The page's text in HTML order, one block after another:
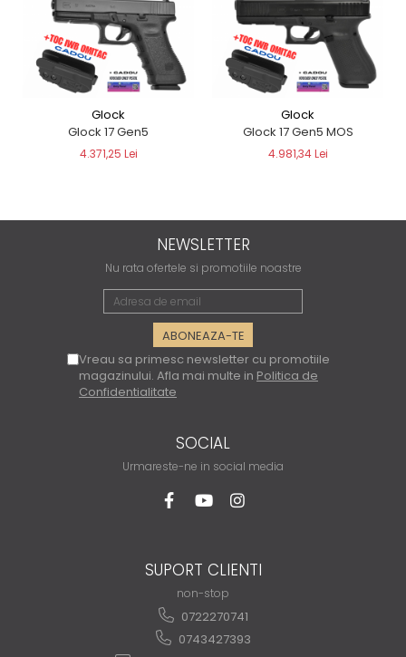
Glock
Glock 17 Gen5
4.371,25 Lei
Glock
Glock 17 Gen5 MOS
4.981,34 Lei
NEWSLETTER
Nu rata ofertele si promotiile noastre
Vreau sa primesc newsletter cu promotiile
magazinului. Afla mai multe in Politica de
Confidentialitate
SOCIAL
Urmareste-ne in social media
SUPORT CLIENTI
non-stop
0722270741
0743427393